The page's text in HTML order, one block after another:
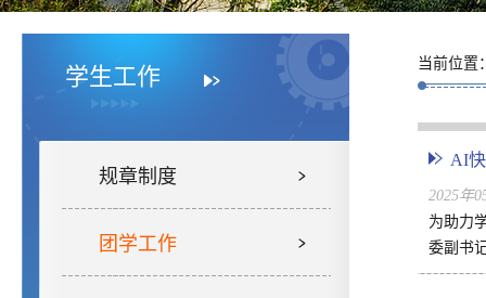
学生工作
规章制度
团学工作
当前位置
AI
2025年
为助力
委副书